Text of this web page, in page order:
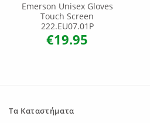
Emerson Unisex Gloves
Touch Screen
222.EU07.01P
€19.95
Τα Καταστήματα